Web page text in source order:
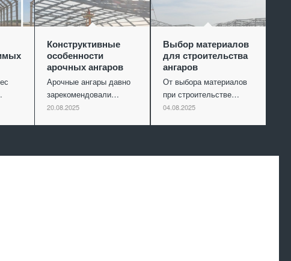
Конструктивные
особенности
арочных ангаров
Арочные ангары давно
зарекомендовали…
20.08.2025
Выбор материалов
для строительства
ангаров
От выбора материалов
при строительстве…
04.08.2025